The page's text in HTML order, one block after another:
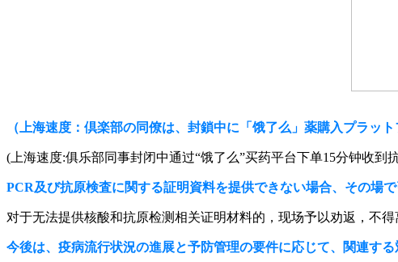
（上海速度：倶楽部の同僚は、封鎖中に「饿了么」薬購入プラッ
(上海速度:俱乐部同事封闭中通过“饿了么”买药平台下单15分钟收到
PCR及び抗原検査に関する証明資料を提供できない場合、その場
对于无法提供核酸和抗原检测相关证明材料的，现场予以劝返，不得
今後は、疫病流行状況の進展と予防管理の要件に応じて、関連する